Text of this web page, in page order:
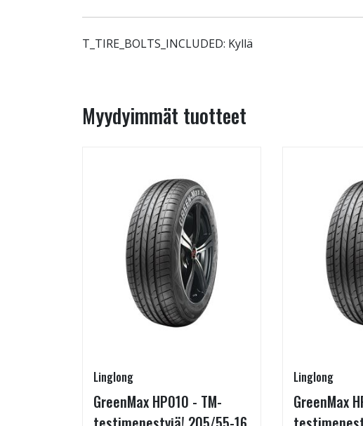
T_TIRE_BOLTS_INCLUDED: Kyllä
Myydyimmät tuotteet
Linglong
GreenMax HP010 - TM-
Linglong
GreenMax